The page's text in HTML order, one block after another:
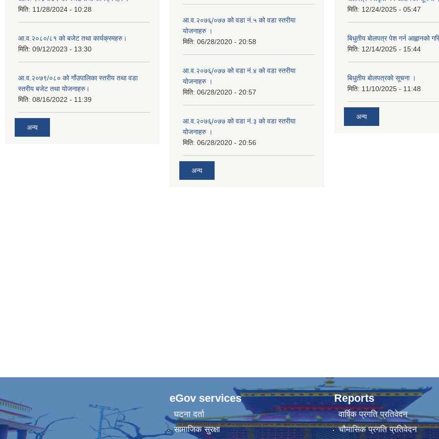
मिति: 11/28/2024 - 10:28
आ.व.२०८०/८१ को बजेट तथा कार्यक्रमहरु।
मिति: 09/12/2023 - 13:30
आ.व.२०७९/०८० को गाँउपालिका स्तरीय तथा वडा
स्तरीय बजेट तथा योजनाहरु।
मिति: 08/16/2022 - 11:39
अन्य
आ.व.२०७६्/०७७ को वडा नं.५ को वडा स्तरीया
योजनाहरु ।
मिति: 06/28/2020 - 20:58
आ.व.२०७६्/०७७ को वडा नं.४ को वडा स्तरीया
योजनाहरु ।
मिति: 06/28/2020 - 20:57
आ.व.२०७६्/०७७ को वडा नं.३ को वडा स्तरीया
योजनाहरु ।
मिति: 06/28/2020 - 20:56
अन्य
मिति: 12/24/2025 - 05:47
बिधुतीय बाेलपत्र पेश गर्न आह्वानको
मिति: 12/14/2025 - 15:44
बिधुतीय बाेलपत्रकाे सूचना ।
मिति: 11/10/2025 - 11:48
अन्य
eGov services
घटना दर्ता
सामाजिक सुरक्षा
Reports
वार्षिक प्रगति प्रतिवेदन
चौमासिक प्रगति प्रतिवेदन